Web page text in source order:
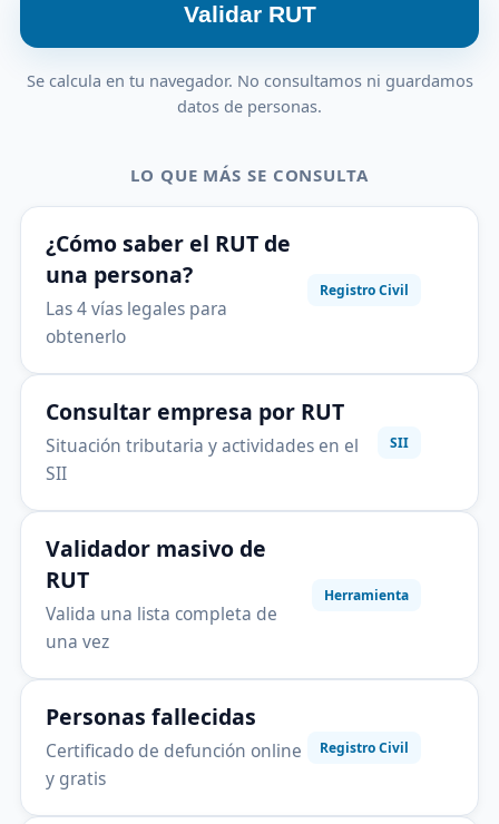
Validar RUT
Se calcula en tu navegador. No consultamos ni guardamos
datos de personas.
LO QUE MÁS SE CONSULTA
¿Cómo saber el RUT de
una persona?
Las 4 vías legales para
obtenerlo
Registro Civil
Consultar empresa por RUT
Situación tributaria y actividades en el
SII
SII
Validador masivo de
RUT
Valida una lista completa de
una vez
Herramienta
Personas fallecidas
Certificado de defunción online
y gratis
Registro Civil